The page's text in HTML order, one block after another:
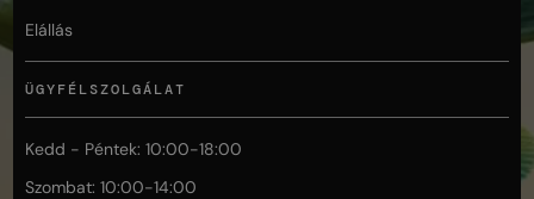
Elállás
ÜGYFÉLSZOLGÁLAT
Kedd - Péntek: 10:00-18:00
Szombat: 10:00-14:00